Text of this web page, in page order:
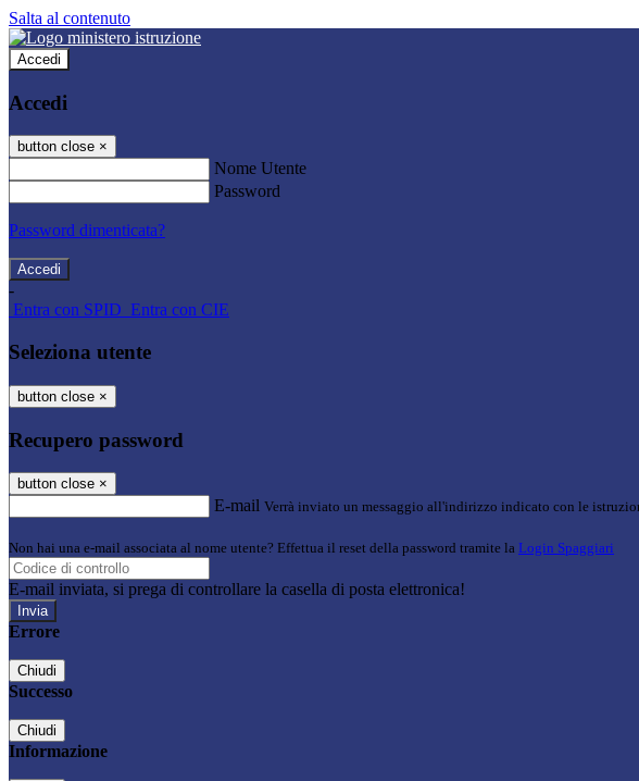
Salta al contenuto
Accedi
Accedi
button close ×
Nome Utente
Password
Password dimenticata?
-
Entra con SPID Entra con CIE
Seleziona utente
button close ×
Recupero password
button close ×
E-mail Verrà inviato un messaggio all'indirizzo indicato con le
Non hai una e-mail associata al nome utente? Effettua il reset della password tramite la Login Spaggiari
E-mail inviata, si prega di controllare la casella di posta elettronica!
Errore
Chiudi
Successo
Chiudi
Informazione